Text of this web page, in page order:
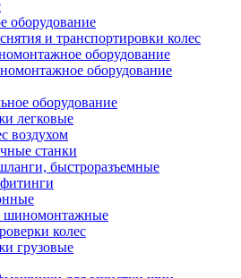
оборудование
и транспортировки колес
оборудование
оборудование
оборудование
легковые
воздухом
станки
быстроразъемные
шиномонтажные
колес
грузовые